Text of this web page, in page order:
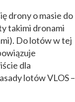
drony o masie do
takimi dronami
Do lotów w tej
dla
lotów VLOS –